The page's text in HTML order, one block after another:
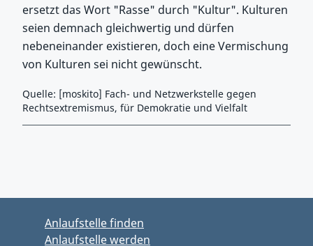
ersetzt das Wort "Rasse" durch "Kultur". Kulturen
seien demnach gleichwertig und dürfen
nebeneinander existieren, doch eine Vermischung
von Kulturen sei nicht gewünscht.
Quelle: [moskito] Fach- und Netzwerkstelle gegen
Rechtsextremismus, für Demokratie und Vielfalt
Anlaufstelle finden
Anlaufstelle werden